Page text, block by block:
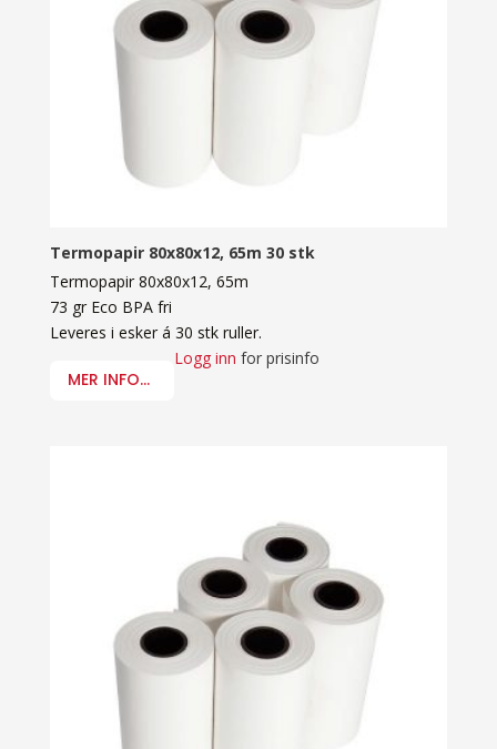
Termopapir 80x80x12, 65m 30 stk
Termopapir 80x80x12, 65m
73 gr Eco BPA fri
Leveres i esker á 30 stk ruller.
MER INFO...
Logg inn for prisinfo